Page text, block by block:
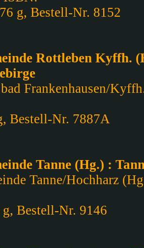
g, Bestell-Nr. 8152
Rottleben Kyffh.
Frankenhausen/
Bestell-Nr. 7887A
Tanne (Hg.) :
Tanne/Hochharz
g, Bestell-Nr. 9146